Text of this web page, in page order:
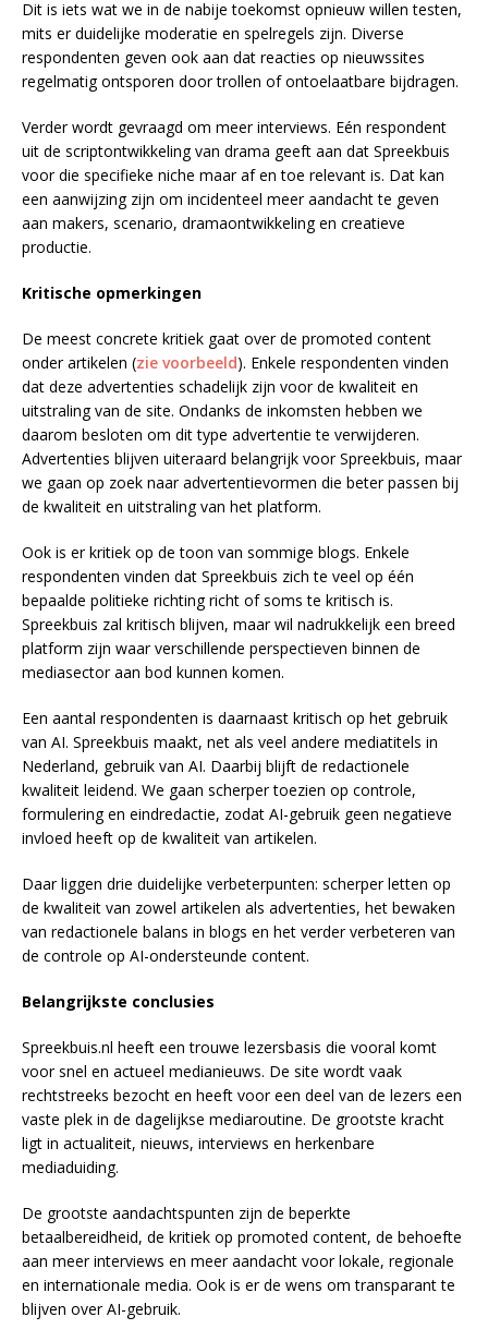
Dit is iets wat we in de nabije toekomst opnieuw willen testen,
mits er duidelijke moderatie en spelregels zijn. Diverse
respondenten geven ook aan dat reacties op nieuwssites
regelmatig ontsporen door trollen of ontoelaatbare bijdragen.
Verder wordt gevraagd om meer interviews. Eén respondent
uit de scriptontwikkeling van drama geeft aan dat Spreekbuis
voor die specifieke niche maar af en toe relevant is. Dat kan
een aanwijzing zijn om incidenteel meer aandacht te geven
aan makers, scenario, dramaontwikkeling en creatieve
productie.
Kritische opmerkingen
De meest concrete kritiek gaat over de promoted content
onder artikelen (zie voorbeeld). Enkele respondenten vinden
dat deze advertenties schadelijk zijn voor de kwaliteit en
uitstraling van de site. Ondanks de inkomsten hebben we
daarom besloten om dit type advertentie te verwijderen.
Advertenties blijven uiteraard belangrijk voor Spreekbuis, maar
we gaan op zoek naar advertentievormen die beter passen bij
de kwaliteit en uitstraling van het platform.
Ook is er kritiek op de toon van sommige blogs. Enkele
respondenten vinden dat Spreekbuis zich te veel op één
bepaalde politieke richting richt of soms te kritisch is.
Spreekbuis zal kritisch blijven, maar wil nadrukkelijk een breed
platform zijn waar verschillende perspectieven binnen de
mediasector aan bod kunnen komen.
Een aantal respondenten is daarnaast kritisch op het gebruik
van AI. Spreekbuis maakt, net als veel andere mediatitels in
Nederland, gebruik van AI. Daarbij blijft de redactionele
kwaliteit leidend. We gaan scherper toezien op controle,
formulering en eindredactie, zodat AI-gebruik geen negatieve
invloed heeft op de kwaliteit van artikelen.
Daar liggen drie duidelijke verbeterpunten: scherper letten op
de kwaliteit van zowel artikelen als advertenties, het bewaken
van redactionele balans in blogs en het verder verbeteren van
de controle op AI-ondersteunde content.
Belangrijkste conclusies
Spreekbuis.nl heeft een trouwe lezersbasis die vooral komt
voor snel en actueel medianieuws. De site wordt vaak
rechtstreeks bezocht en heeft voor een deel van de lezers een
vaste plek in de dagelijkse mediaroutine. De grootste kracht
ligt in actualiteit, nieuws, interviews en herkenbare
mediaduiding.
De grootste aandachtspunten zijn de beperkte
betaalbereidheid, de kritiek op promoted content, de behoefte
aan meer interviews en meer aandacht voor lokale, regionale
en internationale media. Ook is er de wens om transparant te
blijven over AI-gebruik.